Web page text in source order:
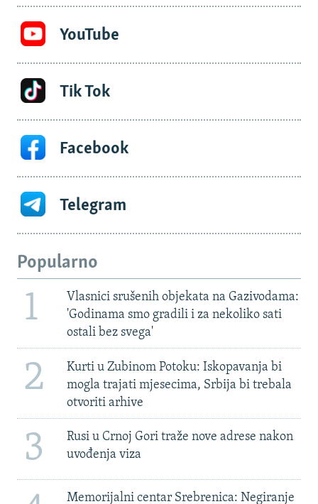
YouTube
Tik Tok
Facebook
Telegram
Popularno
1
Vlasnici srušenih objekata na Gazivodama:
'Godinama smo gradili i za nekoliko sati
ostali bez svega'
2
Kurti u Zubinom Potoku: Iskopavanja bi
mogla trajati mjesecima, Srbija bi trebala
otvoriti arhive
3
Rusi u Crnoj Gori traže nove adrese nakon
uvođenja viza
Memorijalni centar Srebrenica: Negiranje